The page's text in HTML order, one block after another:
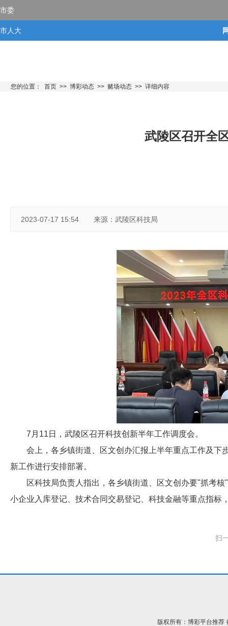
市委
市人大
您的位置： 首页 >> 博彩动态 >> 赌场动态 >> 详细内容
武陵区召开全
2023-07-17 15:54 来源：武陵区科技局
7月11日，武陵区召开科技创新半年工作调度会。
会上，各乡镇街道、区文创办汇报上半年重点工作及下
新工作进行安排部署。
区科技局负责人指出，各乡镇街道、区文创办要"抓考
小企业入库登记、技术合同交易登记、科技金融等重点指
扫
版权所有：博彩平台推荐